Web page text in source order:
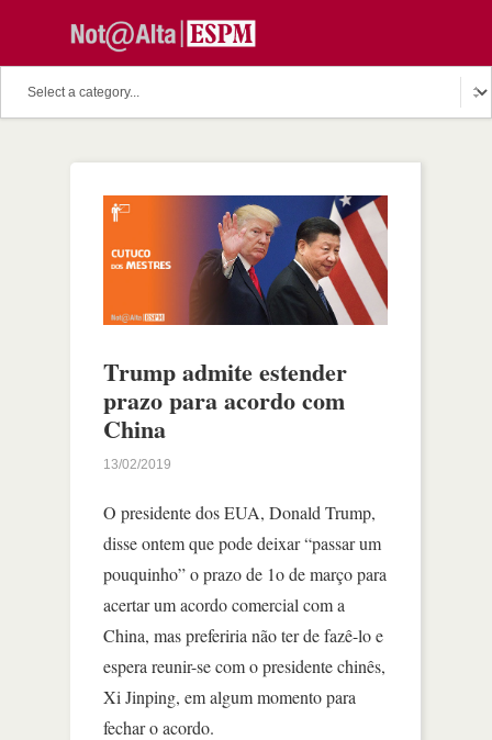
Trump admite estender
prazo para acordo com
China
13/02/2019
O presidente dos EUA, Donald Trump,
disse ontem que pode deixar “passar um
pouquinho” o prazo de 1o de março para
acertar um acordo comercial com a
China, mas preferiria não ter de fazê-lo e
espera reunir-se com o presidente chinês,
Xi Jinping, em algum momento para
fechar o acordo.